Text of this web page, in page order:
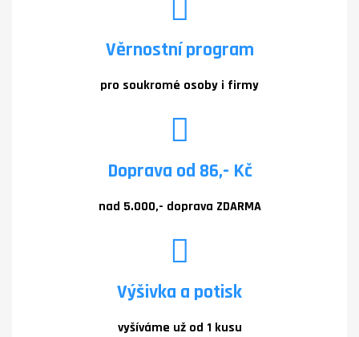
Věrnostní program
pro soukromé osoby i firmy
Doprava od 86,- Kč
nad 5.000,- doprava ZDARMA
Výšivka a potisk
vyšíváme už od 1 kusu